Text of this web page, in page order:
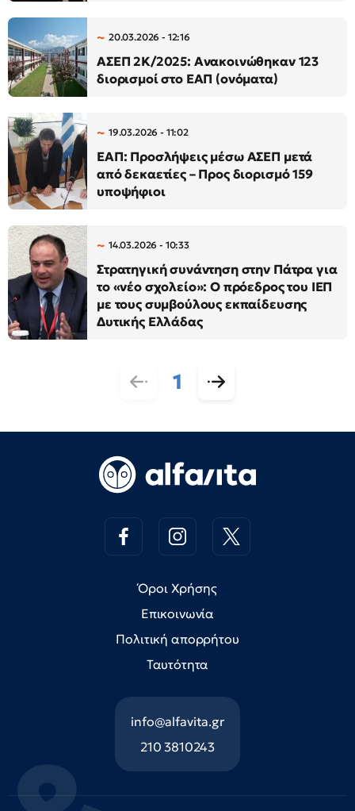
20.03.2026 - 12:16
ΑΣΕΠ 2Κ/2025: Ανακοινώθηκαν 123
διορισμοί στο ΕΑΠ (ονόματα)
19.03.2026 - 11:02
ΕΑΠ: Προσλήψεις μέσω ΑΣΕΠ μετά
από δεκαετίες – Προς διορισμό 159
υποψήφιοι
14.03.2026 - 10:33
Στρατηγική συνάντηση στην Πάτρα για
το «νέο σχολείο»: Ο πρόεδρος του ΙΕΠ
με τους συμβούλους εκπαίδευσης
Δυτικής Ελλάδας
1
Όροι Χρήσης
Επικοινωνία
Πολιτική απορρήτου
Ταυτότητα
info@alfavita.gr
210 3810243